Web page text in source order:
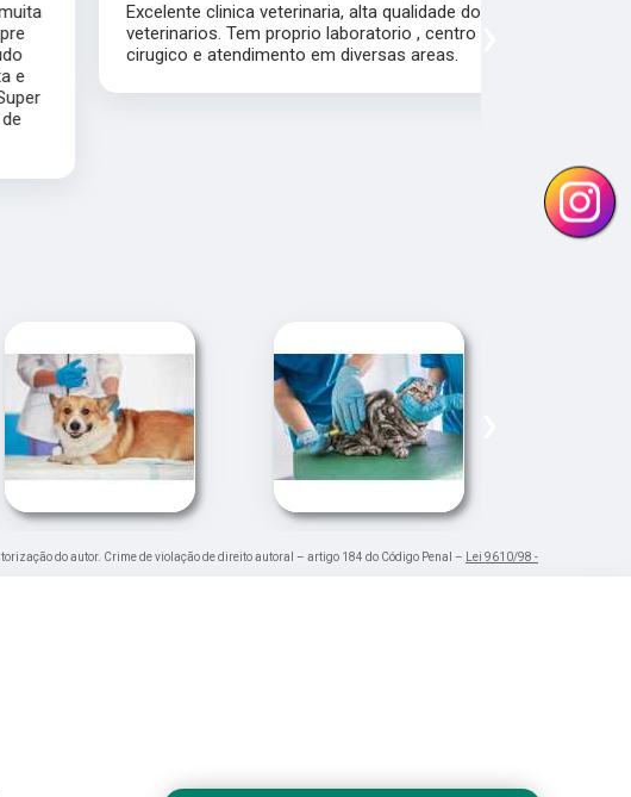
Excelente clinica veterinaria, alta qualidade dos
veterinarios. Tem proprio laboratorio , centro
cirugico e atendimento em diversas areas.
do autor. Crime de violação de direito autoral – artigo 184 do Código Penal – Lei 9610/98 -